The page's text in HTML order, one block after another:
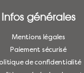
Infos générales
Mentions légales
Paiement sécurisé
de confidentialité